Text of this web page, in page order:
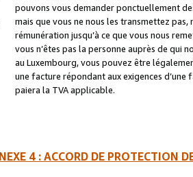
pouvons vous demander ponctuellement
mais que vous ne nous les transmettez
rémunération jusqu’à ce que vous nous
vous n’êtes pas la personne auprès de qui
au Luxembourg, vous pouvez être
une facture répondant aux exigences
paiera la TVA applicable.
4 : ACCORD DE PROTECTION